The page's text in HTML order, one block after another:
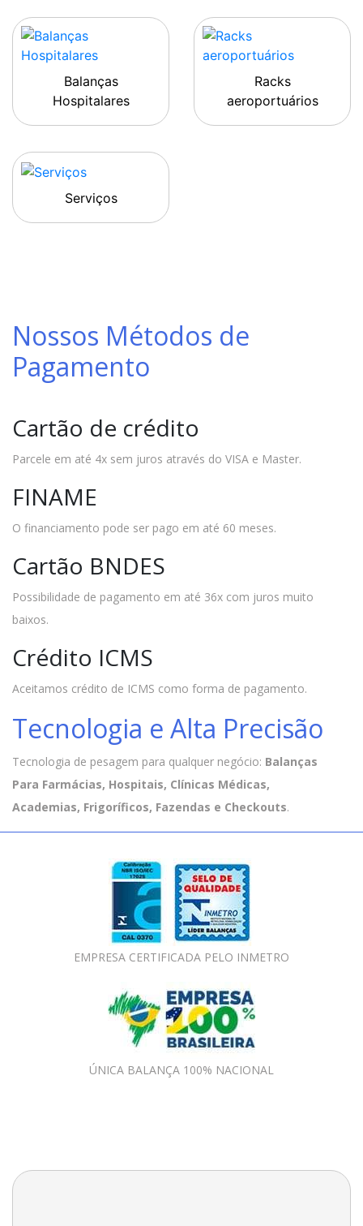
Balanças
Hospitalares
Racks
aeroportuários
Serviços
Nossos Métodos de
Pagamento
Cartão de crédito
Parcele em até 4x sem juros através do VISA e Master.
FINAME
O financiamento pode ser pago em até 60 meses.
Cartão BNDES
Possibilidade de pagamento em até 36x com juros muito
baixos.
Crédito ICMS
Aceitamos crédito de ICMS como forma de pagamento.
Tecnologia e Alta Precisão
Tecnologia de pesagem para qualquer negócio: Balanças
Para Farmácias, Hospitais, Clínicas Médicas,
Academias, Frigoríficos, Fazendas e Checkouts.
EMPRESA CERTIFICADA PELO INMETRO
ÚNICA BALANÇA 100% NACIONAL